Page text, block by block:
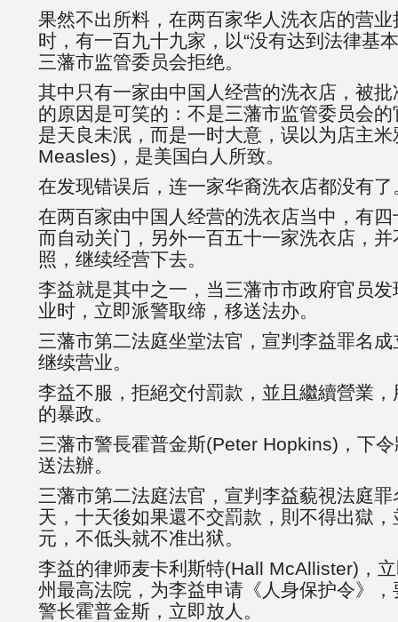
果然不出所料，在两百家华人洗衣店的营
时，有一百九十九家，以“没有达到法律基
三藩市监管委员会拒绝。
其中只有一家由中国人经营的洗衣店，被
的原因是可笑的：不是三藩市监管委员会
是天良未泯，而是一时大意，误以为店主
Measles)，是美国白人所致。
在发现错误后，连一家华裔洗衣店都没有了
在两百家由中国人经营的洗衣店当中，有
而自动关门，另外一百五十一家洗衣店，
照，继续经营下去。
李益就是其中之一，当三藩市市政府官员
业时，立即派警取缔，移送法办。
三藩市第二法庭坐堂法官，宣判李益罪名
继续营业。
李益不服，拒絕交付罰款，並且繼續營業
的暴政。
三藩市警長霍普金斯(Peter Hopkins)，下
送法辦。
三藩市第二法庭法官，宣判李益藐視法庭
天，十天後如果還不交罰款，則不得出獄
元，不低头就不准出狱。
李益的律师麦卡利斯特(Hall McAllister)，
州最高法院，为李益申请《人身保护令》
警长霍普金斯，立即放人。